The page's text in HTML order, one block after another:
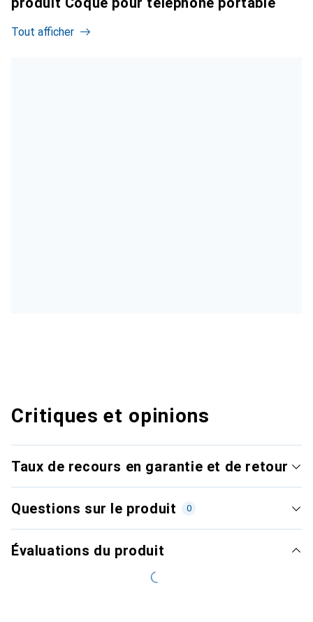
Tout afficher
Critiques et opinions
Taux de recours en garantie et de retour
Questions sur le produit 0
Évaluations du produit